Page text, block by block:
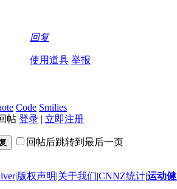
回复
使用道具 举报
Code Smilies
帖 登录 | 立即注册
回帖后跳转到最后一页
|版权声明|关于我们|CNNZ统计|运动